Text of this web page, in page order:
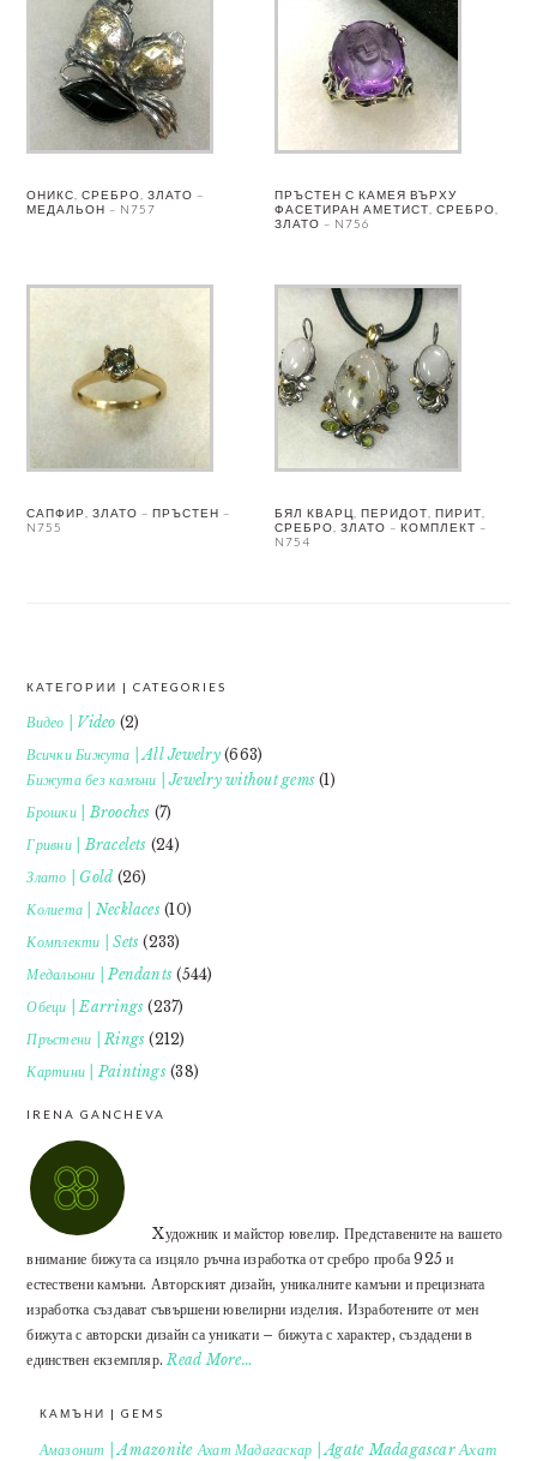
ОНИКС, СРЕБРО, ЗЛАТО –
МЕДАЛЬОН – N757
ПРЪСТЕН С КАМЕЯ ВЪРХУ
ФАСЕТИРАН АМЕТИСТ, СРЕБРО,
ЗЛАТО – N756
САПФИР, ЗЛАТО – ПРЪСТЕН –
N755
БЯЛ КВАРЦ, ПЕРИДОТ, ПИРИТ,
СРЕБРО, ЗЛАТО – КОМПЛЕКТ –
N754
FOOTER
КАТЕГОРИИ | CATEGORIES
Видео | Video (2)
Всички Бижута | All Jewelry(663)
Бижута без камъни | Jewelry without gems (1)
Брошки | Brooches (7)
Гривни | Bracelets (24)
Злато | Gold (26)
Колиета | Necklaces(10)
Комплекти | Sets (233)
Медальони | Pendants (544)
Обеци | Earrings (237)
Пръстени | Rings (212)
Картини | Paintings(38)
IRENA GANCHEVA
Xудожник и майстор ювелир. Представените на вашето
внимание бижута са изцяло ръчна изработка от сребро проба 925 и
естествени камъни. Авторският дизайн, уникалните камъни и прецизната
изработка създават съвършени ювелирни изделия. Изработените от мен
бижута с авторски дизайн са уникати – бижута с характер, създадени в
единствен екземпляр.Read More…
КАМЪНИ | GEMS
Амазонит | Amazonite Ахат Мадагаскар | Agate Madagascar Ахат